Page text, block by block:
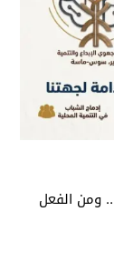
ومن الفعل